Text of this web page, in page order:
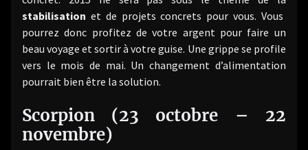
stabilisation et de projets concrets pour vous. Vous
pourrez donc profitez de votre argent pour faire un
beau voyage et sortir à votre guise. Une grippe se profile
vers le mois de mai. Un changement d’alimentation
pourrait bien être la solution.
Scorpion (23 octobre – 22
novembre)